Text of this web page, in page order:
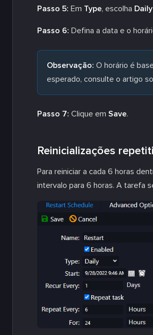
Passo 5: Em Type, escolha Daily
Passo 6: Defina a data e o
Observação: O horário é
esperado, consulte o artigo
Passo 7: Clique em Save.
Reinicializações
Para reiniciar a cada 6 horas
intervalo para 6 horas. A tarefa